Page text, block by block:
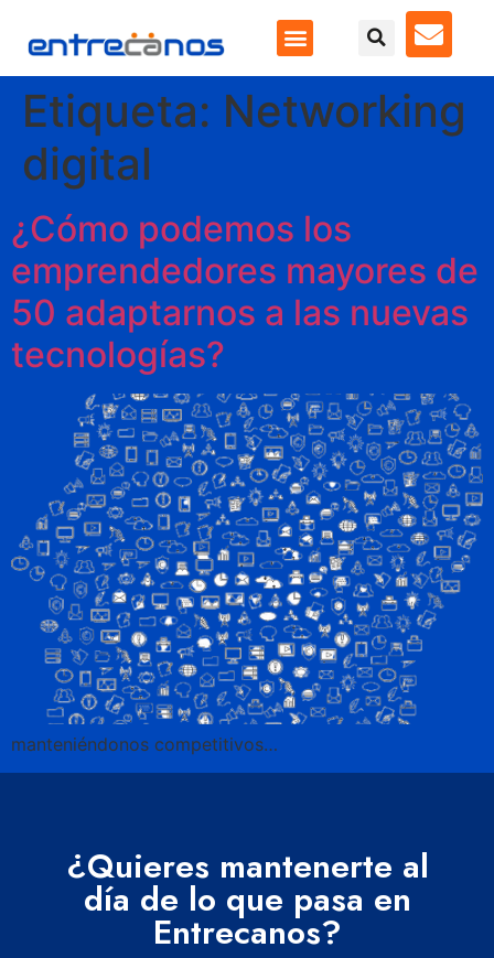
Etiqueta: Networking
digital
¿Cómo podemos los
emprendedores mayores de
50 adaptarnos a las nuevas
tecnologías?
manteniéndonos competitivos…
¿Quieres mantenerte al
día de lo que pasa en
Entrecanos?